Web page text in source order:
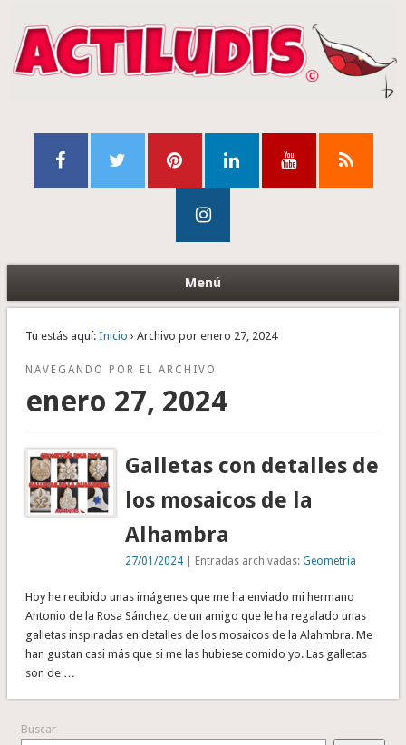
Menú
Tu estás aquí: Inicio › Archivo por enero 27, 2024
NAVEGANDO POR EL ARCHIVO
enero 27, 2024
Galletas con detalles de
los mosaicos de la
Alhambra
27/01/2024 | Entradas archivadas:Geometría
Hoy he recibido unas imágenes que me ha enviado mi hermano
Antonio de la Rosa Sánchez, de un amigo que le ha regalado unas
galletas inspiradas en detalles de los mosaicos de la Alahmbra. Me
han gustan casi más que si me las hubiese comido yo. Las galletas
son de …
Buscar